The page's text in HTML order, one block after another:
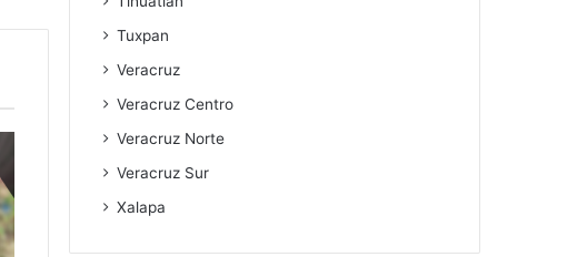
Tuxpan
Veracruz
Veracruz Centro
Veracruz Norte
Veracruz Sur
Xalapa